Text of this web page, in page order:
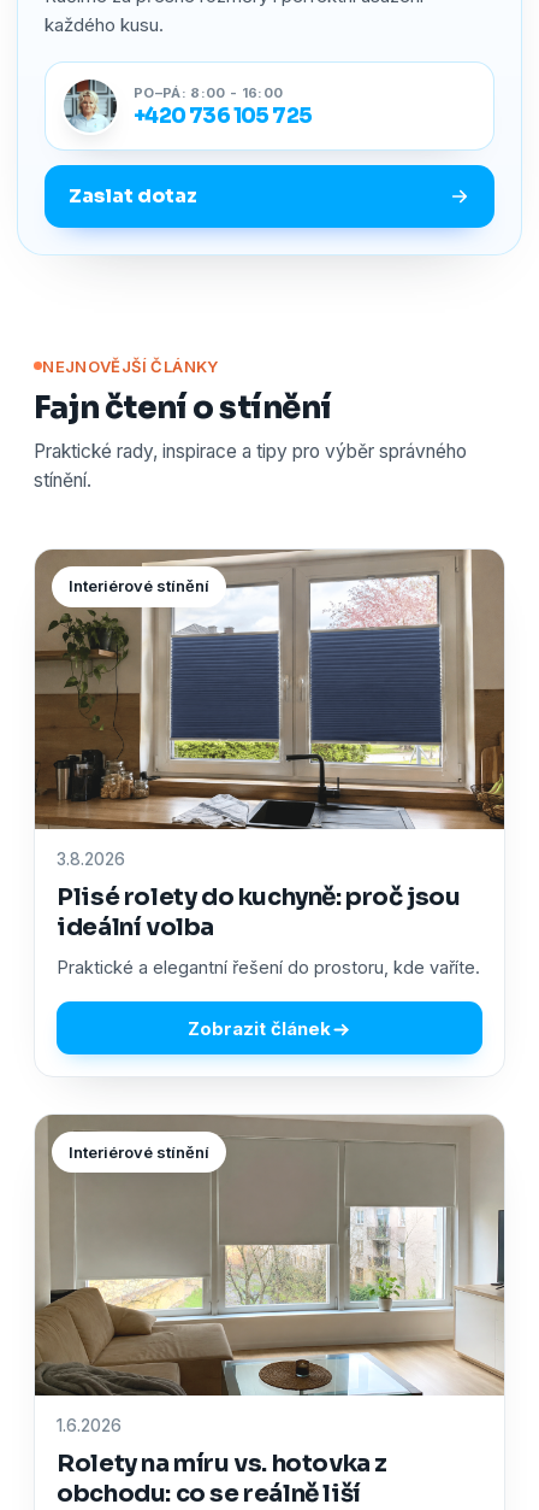
každého kusu.
PO–PÁ: 8:00 - 16:00
+420 736 105 725
Zaslat dotaz
NEJNOVĚJŠÍ ČLÁNKY
Fajn čtení o stínění
Praktické rady, inspirace a tipy pro výběr správného
stínění.
Interiérové stínění
3.8.2026
Plisé rolety do kuchyně: proč jsou
ideální volba
Praktické a elegantní řešení do prostoru, kde vaříte.
Zobrazit článek
Interiérové stínění
1.6.2026
Rolety na míru vs. hotovka z
obchodu: co se reálně liší